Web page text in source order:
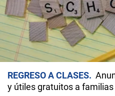
REGRESO A CLASES
y útiles gratuitos a